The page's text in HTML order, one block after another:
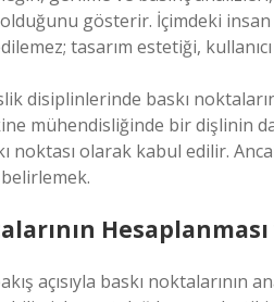
gösterir. İçimdeki
tasarım estetiği,
disiplinlerinde baskı
mühendisliğinde bir dişlinin
noktası olarak kabul edilir.
açısıyla baskı